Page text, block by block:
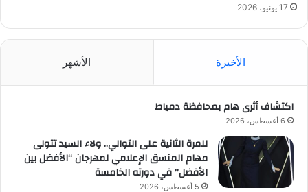
17 يونيو، 2026
الأخيرة الأشهر
اكتشاف أثرى هام بمحافظة دمياط
6 أغسطس، 2026
للمرة الثانية على التوالي.. ولاء السيد تتولى
مهام المنسق الإعلامي لمهرجان “الأفضل بين
الأفضل” في دورته الخامسة
5 أغسطس، 2026